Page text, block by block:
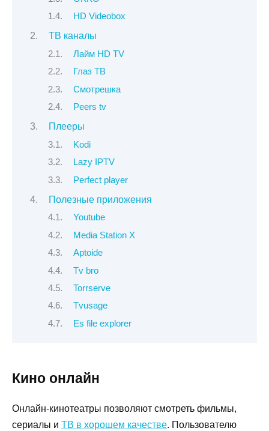
HD Videobox
ТВ каналы
Лайм HD TV
Глаз ТВ
Смотрешка
Peers tv
Плееры
Kodi
Lazy IPTV
Perfect player
Полезные приложения
Youtube
Media Station X
Aptoide
Tv bro
Torrserve
Tvusage
Es file explorer
Кино онлайн
Онлайн-кинотеатры позволяют смотреть фильмы,
сериалы и ТВ в хорошем качестве. Пользователю